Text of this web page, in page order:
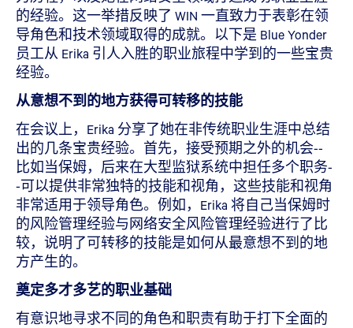
的经验。这一举措反映了 WIN 一直致力于表彰在领
导角色和技术领域取得的成就。以下是 Blue Yonder
员工从 Erika 引人入胜的职业旅程中学到的一些宝贵
经验。
从意想不到的地方获得可转移的技能
在会议上，Erika 分享了她在非传统职业生涯中总结
出的几条宝贵经验。首先，接受预期之外的机会--
比如当保姆，后来在大型监狱系统中担任多个职务-
-可以提供非常独特的技能和视角，这些技能和视角
非常适用于领导角色。例如，Erika 将自己当保姆时
的风险管理经验与网络安全风险管理经验进行了比
较，说明了可转移的技能是如何从最意想不到的地
方产生的。
奠定多才多艺的职业基础
有意识地寻求不同的角色和职责有助于打下全面的